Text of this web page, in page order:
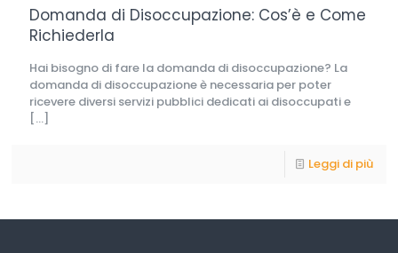
Domanda di Disoccupazione: Cos’è e Come
Richiederla
Hai bisogno di fare la domanda di disoccupazione? La
domanda di disoccupazione è necessaria per poter
ricevere diversi servizi pubblici dedicati ai disoccupati e
[…]
Leggi di più